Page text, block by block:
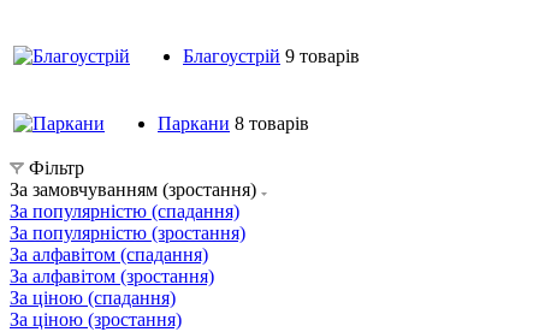
Благоустрій 9 товарів
Паркани 8 товарів
Фільтр
За замовчуванням (зростання)
За популярністю (спадання)
За популярністю (зростання)
За алфавітом (спадання)
За алфавітом (зростання)
За ціною (спадання)
За ціною (зростання)